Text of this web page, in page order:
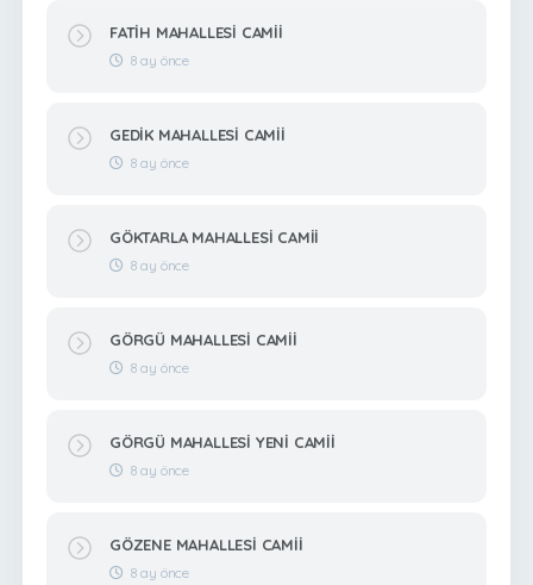
FATİH MAHALLESİ CAMİİ
8 ay önce
GEDİK MAHALLESİ CAMİİ
8 ay önce
GÖKTARLA MAHALLESİ CAMİİ
8 ay önce
GÖRGÜ MAHALLESİ CAMİİ
8 ay önce
GÖRGÜ MAHALLESİ YENİ CAMİİ
8 ay önce
GÖZENE MAHALLESİ CAMİİ
8 ay önce